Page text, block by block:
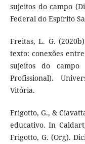
sujeitos do campo
Federal do Espírito
Freitas, L. G.
texto: conexões
sujeitos do campo
Profissional).
Vitória.
Frigotto, G., &
educativo. In
Frigotto, G. (Org).